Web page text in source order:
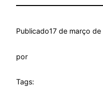
Publicado17 de março
por
Tags: